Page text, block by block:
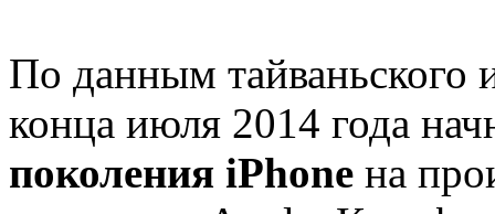
По данным тайваньского
конца июля 2014 года
поколения iPhone на